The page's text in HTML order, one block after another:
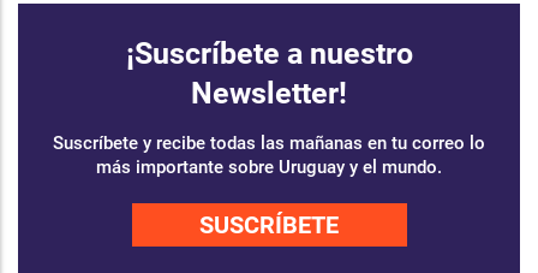
¡Suscríbete a nuestro
Newsletter!
Suscríbete y recibe todas las mañanas en tu correo lo
más importante sobre Uruguay y el mundo.
SUSCRÍBETE